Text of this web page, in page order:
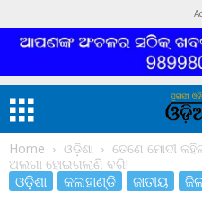
Home ଓଡ଼ିଶା
ତେଣେ ମୋଦୀ
ଅଲଗା ହୋଇଗଲାଣି ବଗି!
ଓଡ଼ିଶା କଳାହାଣ୍ଡି ଜାତୀୟ